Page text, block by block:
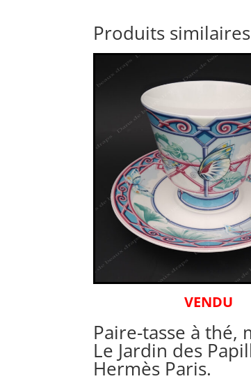
Produits similaires
VENDU
Paire-tasse à thé,
Le Jardin des
Hermès Paris.